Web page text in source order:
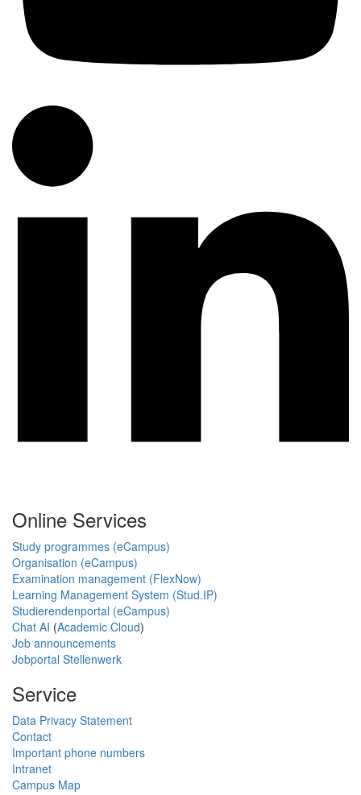
Online Services
Study programmes (eCampus)
Organisation (eCampus)
Examination management (FlexNow)
Learning Management System (Stud.IP)
Studierendenportal (eCampus)
Chat AI (Academic Cloud)
Job announcements
Jobportal Stellenwerk
Service
Data Privacy Statement
Contact
Important phone numbers
Intranet
Campus Map